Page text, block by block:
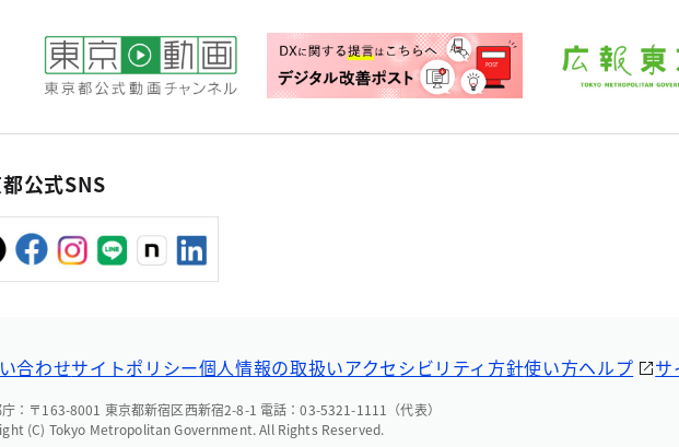
公式SNS
合わせサイトポリシー個人情報の取扱いアクセシビリティ方針使い方ヘルプ サ
：〒163-8001 東京都新宿区西新宿2-8-1 電話：03-5321-1111（代表）
(C) Tokyo Metropolitan Government. All Rights Reserved.